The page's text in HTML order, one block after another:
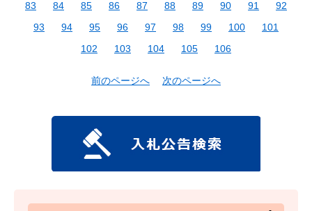
83
84 85 86 87 88 89 90 91
92
93
94 95 96 97 98 99 100
101
102
103 104 105 106
前のページへ 次のページへ